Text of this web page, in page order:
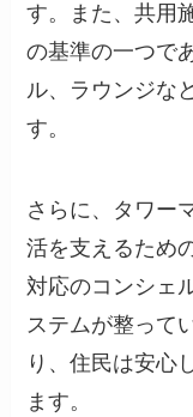
す。また、共用
の基準の一つで
ル、ラウンジな
す。
さらに、タワー
活を支えるため
対応のコンシェ
ステムが整って
り、住民は安心
ます。